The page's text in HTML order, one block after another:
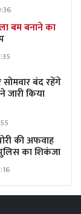
बम बनाने का
बंद रहेंगे
किया
की अफवाह
का शिकंजा